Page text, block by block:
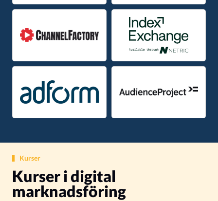
Kurser
Kurser i digital
marknadsföring